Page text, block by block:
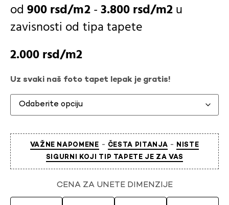
900rsd -3.800rsd
u
zavisnosti od tipa tapete
2.000rsd
Uz svaki naš foto tapet lepak je gratis!
VAŽNE NAPOMENE - ČESTA PITANJA - NISTE
SIGURNI KOJI TIP TAPETE JE ZA VAS
CENA ZA UNETE DIMENZIJE